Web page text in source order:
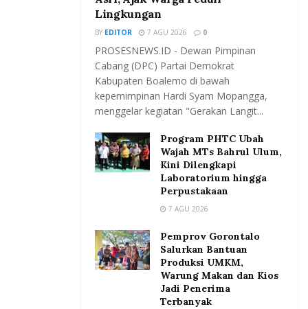
Lingkungan
BY EDITOR 7 AGU 2026 0
PROSESNEWS.ID - Dewan Pimpinan
Cabang (DPC) Partai Demokrat
Kabupaten Boalemo di bawah
kepemimpinan Hardi Syam Mopangga,
menggelar kegiatan "Gerakan Langit...
Program PHTC Ubah
Wajah MTs Bahrul Ulum,
Kini Dilengkapi
Laboratorium hingga
Perpustakaan
7 AGU 2026
Pemprov Gorontalo
Salurkan Bantuan
Produksi UMKM,
Warung Makan dan Kios
Jadi Penerima
Terbanyak